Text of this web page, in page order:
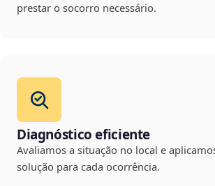
prestar o socorro necessário.
Diagnóstico eficiente
Avaliamos a situação no local e
solução para cada ocorrência.